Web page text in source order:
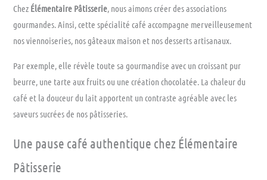
Chez Élémentaire Pâtisserie, nous aimons créer des associations
gourmandes. Ainsi, cette spécialité café accompagne merveilleusement
nos viennoiseries, nos gâteaux maison et nos desserts artisanaux.
Par exemple, elle révèle toute sa gourmandise avec un croissant pur
beurre, une tarte aux fruits ou une création chocolatée. La chaleur du
café et la douceur du lait apportent un contraste agréable avec les
saveurs sucrées de nos pâtisseries.
Une pause café authentique chez Élémentaire
Pâtisserie